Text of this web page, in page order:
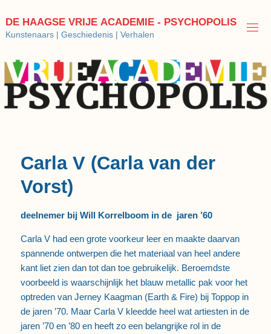
naar
de
DE HAAGSE VRIJE ACADEMIE - PSYCHOPOLIS
Kunstenaars | Geschiedenis | Verhalen
Carla V (Carla van der
Vorst)
deelnemer bij Will Korrelboom in de jaren ’60
Carla V had een grote voorkeur leer en maakte daarvan
spannende ontwerpen die het materiaal van heel andere
kant liet zien dan tot dan toe gebruikelijk. Beroemdste
voorbeeld is waarschijnlijk het blauw metallic pak voor het
optreden van Jerney Kaagman (Earth & Fire) bij Toppop in
de jaren ’70. Maar Carla V kleedde heel wat artiesten in de
jaren ’70 en ’80 en heeft zo een belangrijke rol in de